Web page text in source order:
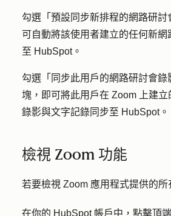
勾選「 預設同步新排程的網路研討
可自動將該使用者建立的任何新網
至 HubSpot。
勾選「 同步此用戶的網路研討會錄
塊，即可將此用戶在 Zoom 上建
錄影與文字記錄同步至 HubSpot。
檢視 Zoom 功能
若要檢視 Zoom 應用程式提供的所
在你的 HubSpot 帳戶中，點擊頂